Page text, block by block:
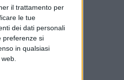
il trattamento per
le tue
dei dati personali
preferenze si
in qualsiasi